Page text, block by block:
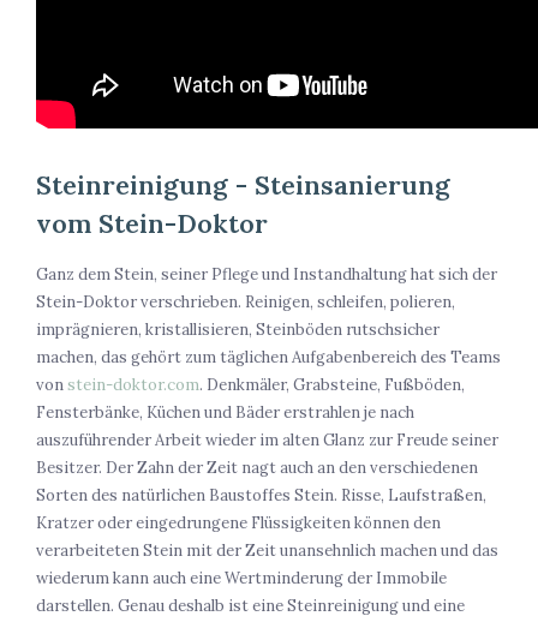
Steinreinigung - Steinsanierung
vom Stein-Doktor
Ganz dem Stein, seiner Pflege und Instandhaltung hat sich der
Stein-Doktor verschrieben. Reinigen, schleifen, polieren,
imprägnieren, kristallisieren, Steinböden rutschsicher
machen, das gehört zum täglichen Aufgabenbereich des Teams
vonstein-doktor.com. Denkmäler, Grabsteine, Fußböden,
Fensterbänke, Küchen und Bäder erstrahlen je nach
auszuführender Arbeit wieder im alten Glanz zur Freude seiner
Besitzer. Der Zahn der Zeit nagt auch an den verschiedenen
Sorten des natürlichen Baustoffes Stein. Risse, Laufstraßen,
Kratzer oder eingedrungene Flüssigkeiten können den
verarbeiteten Stein mit der Zeit unansehnlich machen und das
wiederum kann auch eine Wertminderung der Immobile
darstellen. Genau deshalb ist eine Steinreinigung und eine